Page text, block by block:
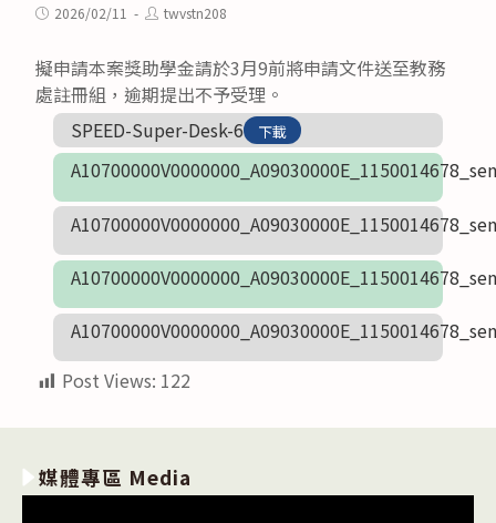
Post2026/02/11
Posttwvstn208
擬申請本案獎助學金請於3月9前將申請文件送至教務
處註冊組，逾期提出不予受理。
SPEED-Super-Desk-6
下載
Post Views: 122
媒體專區 Media